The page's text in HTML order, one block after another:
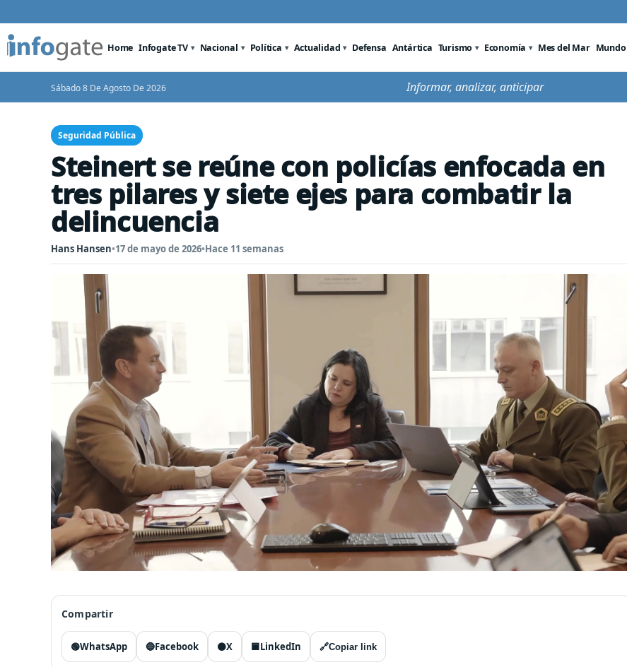
Home Infogate TV Nacional Política Actualidad Defensa Antártica Turismo Economía Mes del Mar Mundo
Sábado 8 De Agosto De 2026 Informar, analizar, anticipar
Seguridad Pública
Steinert se reúne con policías enfocada en
tres pilares y siete ejes para combatir la
delincuencia
Hans Hansen•17 de mayo de 2026•Hace 11 semanas
Compartir
🟢WhatsApp 🔵Facebook ⚫X 🟦LinkedIn 🔗Copiar link